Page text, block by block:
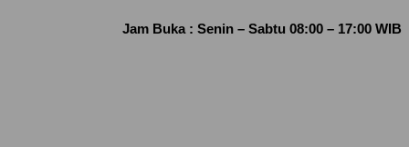
Jam Buka :Senin – Sabtu 08:00 – 17:00 WIB